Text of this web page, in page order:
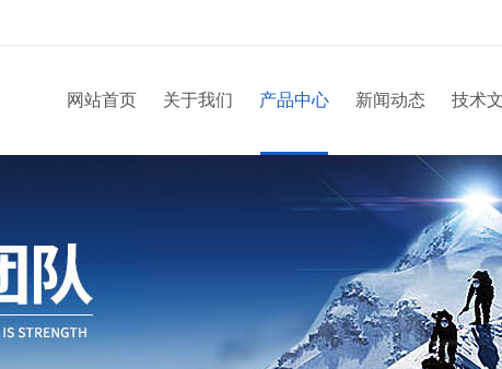
网站首页 关于我们 产品中心 新闻动态 技术